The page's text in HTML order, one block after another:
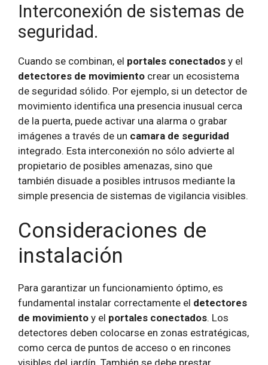
Interconexión de sistemas de
seguridad.
Cuando se combinan, el portales conectados y el
detectores de movimiento crear un ecosistema
de seguridad sólido. Por ejemplo, si un detector de
movimiento identifica una presencia inusual cerca
de la puerta, puede activar una alarma o grabar
imágenes a través de un camara de seguridad
integrado. Esta interconexión no sólo advierte al
propietario de posibles amenazas, sino que
también disuade a posibles intrusos mediante la
simple presencia de sistemas de vigilancia visibles.
Consideraciones de
instalación
Para garantizar un funcionamiento óptimo, es
fundamental instalar correctamente el detectores
de movimiento y el portales conectados. Los
detectores deben colocarse en zonas estratégicas,
como cerca de puntos de acceso o en rincones